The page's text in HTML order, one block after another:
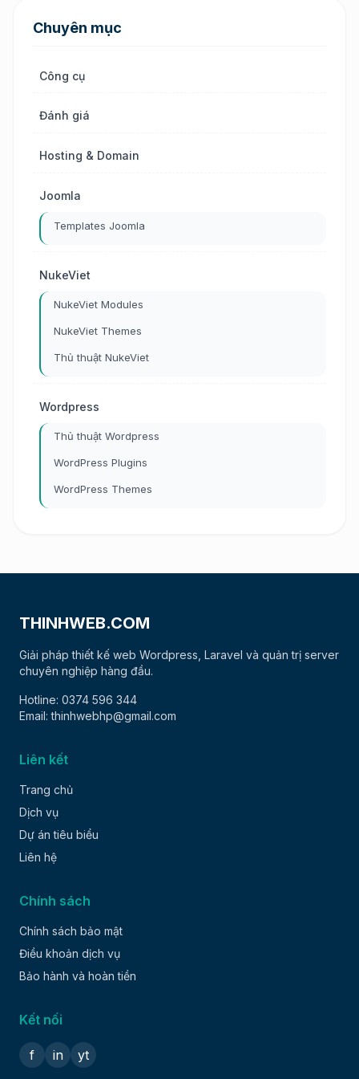
Chuyên mục
Công cụ
Đánh giá
Hosting & Domain
Joomla
Templates Joomla
NukeViet
NukeViet Modules
NukeViet Themes
Thủ thuật NukeViet
Wordpress
Thủ thuật Wordpress
WordPress Plugins
WordPress Themes
THINHWEB.COM
Giải pháp thiết kế web Wordpress, Laravel và quản trị server
chuyên nghiệp hàng đầu.
Hotline: 0374 596 344
Email: thinhwebhp@gmail.com
Liên kết
Trang chủ
Dịch vụ
Dự án tiêu biểu
Liên hệ
Chính sách
Chính sách bảo mật
Điều khoản dịch vụ
Bảo hành và hoàn tiền
Kết nối
f in yt